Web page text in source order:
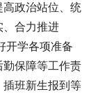
政治站位、统
、合力推进
开学各项准备
勤保障等工作责
班新生报到等